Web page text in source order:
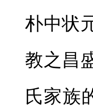
朴中状
教之昌
氏家族